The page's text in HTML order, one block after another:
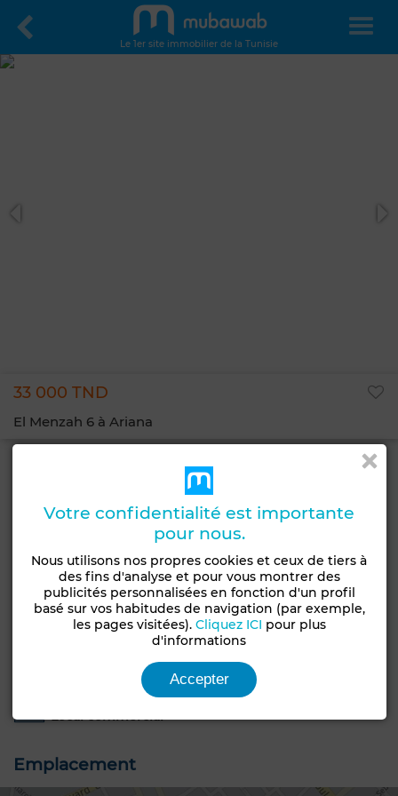
Le 1er site immobilier de la Tunisie
33 000 TND
El Menzah 6 à Ariana
Obtenir un financement
Fonds et murs en vente
Ce kiosque de 6 m², idéalement situé à El Menzah 6, offre
un espace parfait pour une activité commerciale
dynamique.Grâce à son emplacement stratégique dans
un quartier fréquenté, il bénéficie d'une visibilité
optimale.
Caractéristiques générales
Emplacement
Votre confidentialité est importante
pour nous.
Nous utilisons nos propres cookies et ceux de tiers à
des fins d'analyse et pour vous montrer des
publicités personnalisées en fonction d'un profil
basé sur vos habitudes de navigation (par exemple,
les pages visitées). Cliquez ICI pour plus
d'informations
Accepter